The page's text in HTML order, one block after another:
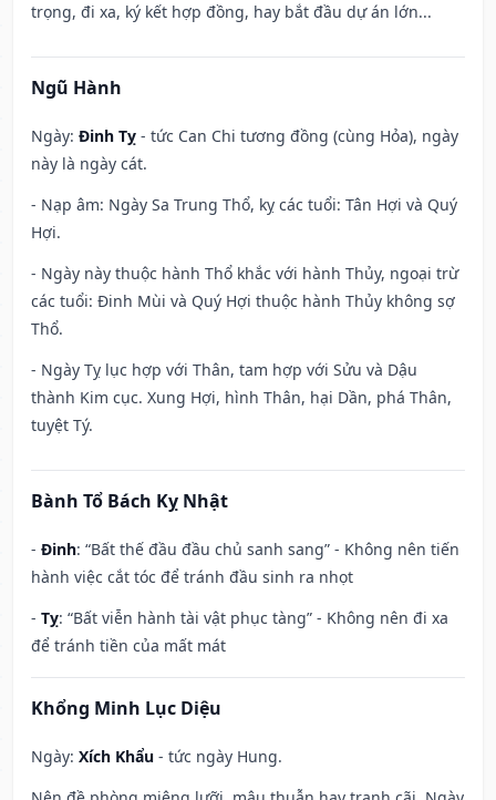
trọng, đi xa, ký kết hợp đồng, hay bắt đầu dự án lớn...
Ngũ Hành
Ngày: Đinh Tỵ - tức Can Chi tương đồng (cùng Hỏa), ngày
này là ngày cát.
- Nạp âm: Ngày Sa Trung Thổ, kỵ các tuổi: Tân Hợi và Quý
Hợi.
- Ngày này thuộc hành Thổ khắc với hành Thủy, ngoại trừ
các tuổi: Đinh Mùi và Quý Hợi thuộc hành Thủy không sợ
Thổ.
- Ngày Tỵ lục hợp với Thân, tam hợp với Sửu và Dậu
thành Kim cục. Xung Hợi, hình Thân, hại Dần, phá Thân,
tuyệt Tý.
Bành Tổ Bách Kỵ Nhật
- Đinh: “Bất thế đầu đầu chủ sanh sang” - Không nên tiến
hành việc cắt tóc để tránh đầu sinh ra nhọt
- Tỵ: “Bất viễn hành tài vật phục tàng” - Không nên đi xa
để tránh tiền của mất mát
Khổng Minh Lục Diệu
Ngày: Xích Khẩu - tức ngày Hung.